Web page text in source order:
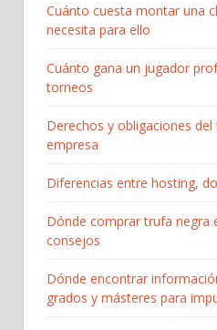
Cuánto cuesta montar una
necesita para ello
Cuánto gana un jugador
torneos
Derechos y obligaciones
empresa
Diferencias entre hosting,
Dónde comprar trufa negra
consejos
Dónde encontrar
grados y másteres para